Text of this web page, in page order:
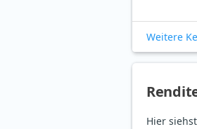
Weitere
Hier